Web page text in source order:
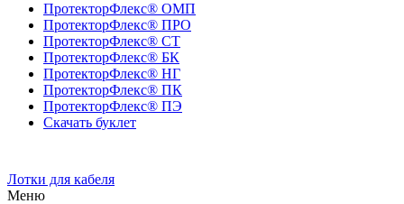
ПротекторФлекс® ОМП
ПротекторФлекс® ПРО
ПротекторФлекс® СТ
ПротекторФлекс® БК
ПротекторФлекс® НГ
ПротекторФлекс® ПК
ПротекторФлекс® ПЭ
Скачать буклет
Лотки для кабеля
Меню